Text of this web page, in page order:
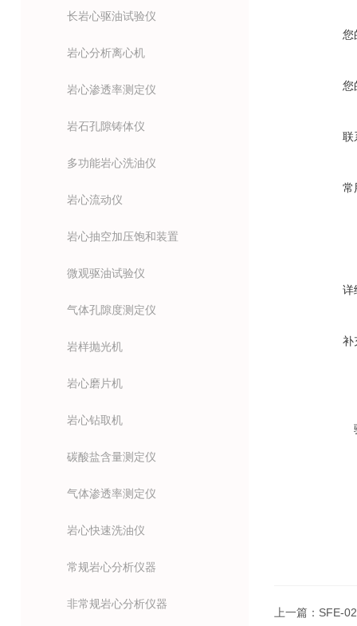
长岩心驱油试验仪
岩心分析离心机
岩心渗透率测定仪
岩石孔隙铸体仪
多功能岩心洗油仪
岩心流动仪
岩心抽空加压饱和装置
微观驱油试验仪
气体孔隙度测定仪
岩样抛光机
岩心磨片机
岩心钻取机
碳酸盐含量测定仪
气体渗透率测定仪
岩心快速洗油仪
常规岩心分析仪器
非常规岩心分析仪器
您
您
联
常
详
补
上一篇： SFE-